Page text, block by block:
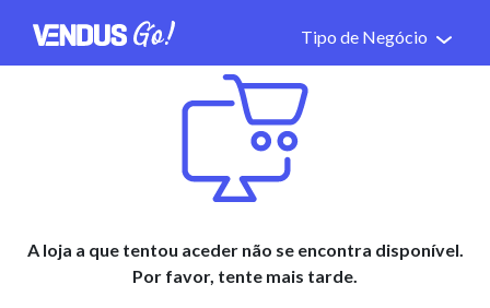
Tipo de Negócio
A loja a que tentou aceder não se encontra disponível.
Por favor, tente mais tarde.